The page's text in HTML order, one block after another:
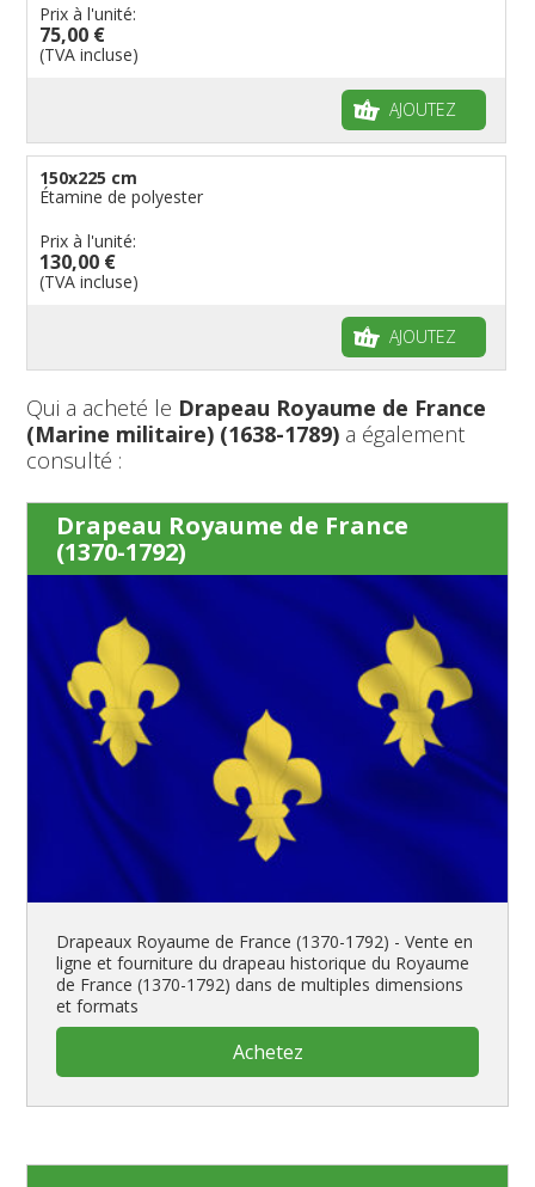
Prix à l'unité:
75,00 €
(TVA incluse)
AJOUTEZ
150x225 cm
Étamine de polyester
Prix à l'unité:
130,00 €
(TVA incluse)
AJOUTEZ
Qui a acheté le Drapeau Royaume de France
(Marine militaire) (1638-1789) a également
consulté :
Drapeau Royaume de France
(1370-1792)
Drapeaux Royaume de France (1370-1792) - Vente en
ligne et fourniture du drapeau historique du Royaume
de France (1370-1792) dans de multiples dimensions
et formats
Achetez